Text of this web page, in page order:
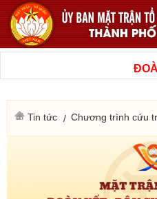
ĐOÀN
Tin tức Chương trình cứu